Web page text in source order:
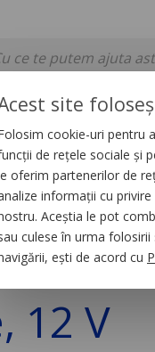
DE STOC
industrial Relee
12 V
site
cookie-uri pentru
de rețele sociale și
oferim partenerilor de
informații cu
Aceștia le pot
culese în urma
ești de acord cu